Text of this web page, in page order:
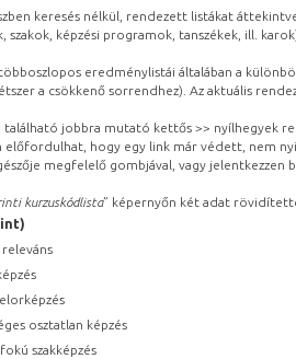
keresés nélkül, rendezett listákat
képzési programok, tanszékek, ill.
eredménylistái általában a
a csökkenő sorrendhez). Az aktuális
található jobbra mutató kettős >> nyílhegyek
előfordulhat, hogy egy link már védett, nem
megfelelő gombjával, vagy
kurzuskódlista” képernyőn két adat
osztatlan képzés
szakképzés